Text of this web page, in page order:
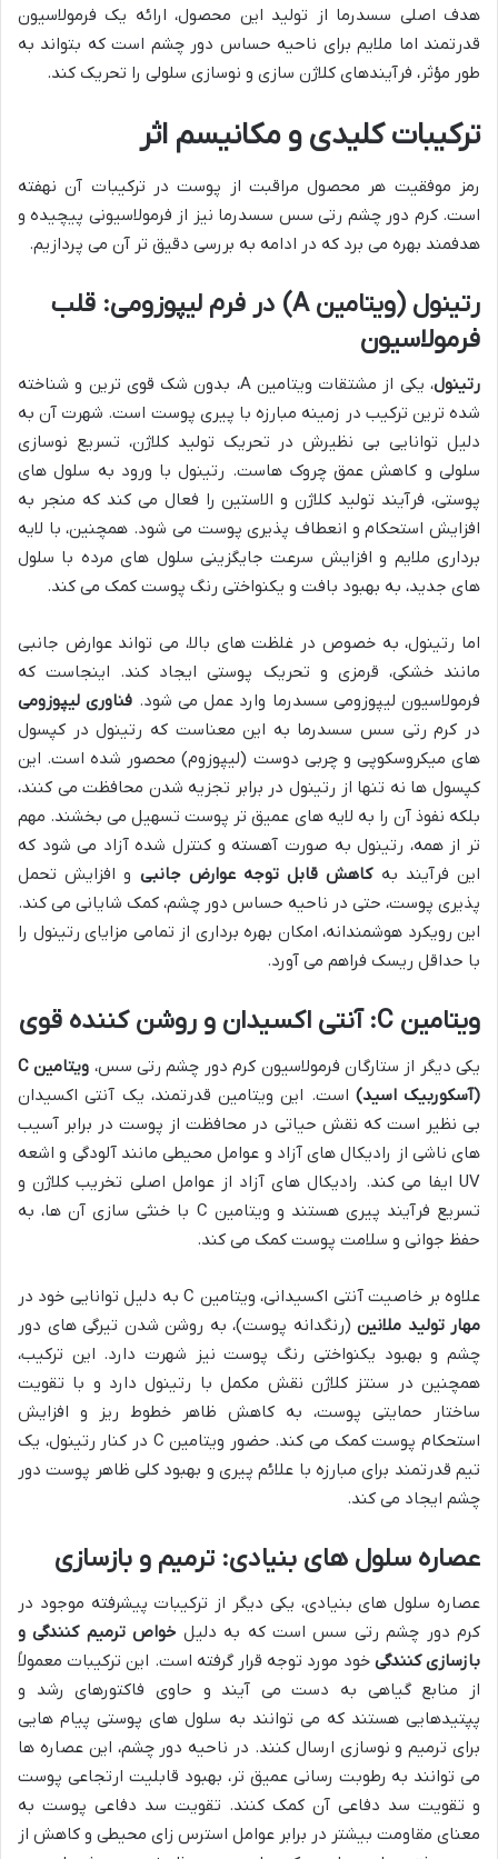
هدف اصلی سسدرما از تولید این محصول، ارائه یک فرمولاسیون
قدرتمند اما ملایم برای ناحیه حساس دور چشم است که بتواند به
طور مؤثر، فرآیندهای کلاژن سازی و نوسازی سلولی را تحریک کند.
ترکیبات کلیدی و مکانیسم اثر
رمز موفقیت هر محصول مراقبت از پوست در ترکیبات آن نهفته
است. کرم دور چشم رتی سس سسدرما نیز از فرمولاسیونی پیچیده و
هدفمند بهره می برد که در ادامه به بررسی دقیق تر آن می پردازیم.
رتینول (ویتامین A) در فرم لیپوزومی: قلب
فرمولاسیون
رتینول
، یکی از مشتقات ویتامین A، بدون شک قوی ترین و شناخته
شده ترین ترکیب در زمینه مبارزه با پیری پوست است. شهرت آن به
دلیل توانایی بی نظیرش در تحریک تولید کلاژن، تسریع نوسازی
سلولی و کاهش عمق چروک هاست. رتینول با ورود به سلول های
پوستی، فرآیند تولید کلاژن و الاستین را فعال می کند که منجر به
افزایش استحکام و انعطاف پذیری پوست می شود. همچنین، با لایه
برداری ملایم و افزایش سرعت جایگزینی سلول های مرده با سلول
های جدید، به بهبود بافت و یکنواختی رنگ پوست کمک می کند.
اما رتینول، به خصوص در غلظت های بالا، می تواند عوارض جانبی
مانند خشکی، قرمزی و تحریک پوستی ایجاد کند. اینجاست که
فرمولاسیون لیپوزومی سسدرما وارد عمل می شود. فناوری لیپوزومی
در کرم رتی سس سسدرما به این معناست که رتینول در کپسول
های میکروسکوپی و چربی دوست (لیپوزوم) محصور شده است. این
کپسول ها نه تنها از رتینول در برابر تجزیه شدن محافظت می کنند،
بلکه نفوذ آن را به لایه های عمیق تر پوست تسهیل می بخشند. مهم
تر از همه، رتینول به صورت آهسته و کنترل شده آزاد می شود که
این فرآیند بهکاهش قابل توجه عوارض جانبی و افزایش تحمل
پذیری پوست، حتی در ناحیه حساس دور چشم، کمک شایانی می کند.
این رویکرد هوشمندانه، امکان بهره برداری از تمامی مزایای رتینول را
با حداقل ریسک فراهم می آورد.
ویتامین C: آنتی اکسیدان و روشن کننده قوی
یکی دیگر از ستارگان فرمولاسیون کرم دور چشم رتی سس،
ویتامین C
(آسکوربیک اسید) است. این ویتامین قدرتمند، یک آنتی اکسیدان
بی نظیر است که نقش حیاتی در محافظت از پوست در برابر آسیب
های ناشی از رادیکال های آزاد و عوامل محیطی مانند آلودگی و اشعه
UV ایفا می کند. رادیکال های آزاد از عوامل اصلی تخریب کلاژن و
تسریع فرآیند پیری هستند و ویتامین C با خنثی سازی آن ها، به
حفظ جوانی و سلامت پوست کمک می کند.
علاوه بر خاصیت آنتی اکسیدانی، ویتامین C به دلیل توانایی خود در
مهار تولید ملانین (رنگدانه پوست)، به روشن شدن تیرگی های دور
چشم و بهبود یکنواختی رنگ پوست نیز شهرت دارد. این ترکیب،
همچنین در سنتز کلاژن نقش مکمل با رتینول دارد و با تقویت
ساختار حمایتی پوست، به کاهش ظاهر خطوط ریز و افزایش
استحکام پوست کمک می کند. حضور ویتامین C در کنار رتینول، یک
تیم قدرتمند برای مبارزه با علائم پیری و بهبود کلی ظاهر پوست دور
چشم ایجاد می کند.
عصاره سلول های بنیادی: ترمیم و بازسازی
عصاره سلول های بنیادی، یکی دیگر از ترکیبات پیشرفته موجود در
کرم دور چشم رتی سس است که به دلیل خواص ترمیم کنندگی و
بازسازی کنندگی خود مورد توجه قرار گرفته است. این ترکیبات معمولاً
از منابع گیاهی به دست می آیند و حاوی فاکتورهای رشد و
پپتیدهایی هستند که می توانند به سلول های پوستی پیام هایی
برای ترمیم و نوسازی ارسال کنند. در ناحیه دور چشم، این عصاره ها
می توانند به رطوبت رسانی عمیق تر، بهبود قابلیت ارتجاعی پوست
و تقویت سد دفاعی آن کمک کنند. تقویت سد دفاعی پوست به
معنای مقاومت بیشتر در برابر عوامل استرس زای محیطی و کاهش از